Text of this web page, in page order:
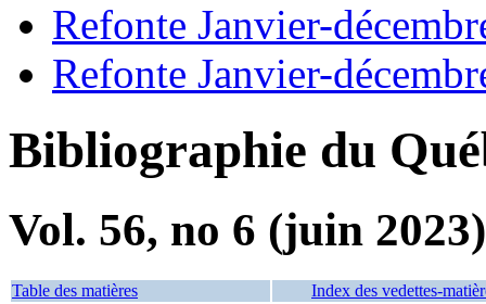
Refonte Janvier-
Refonte Janvier-
Bibliographie du
Vol. 56, no 6 (juin 2023)
Table des matières Index des vedettes-